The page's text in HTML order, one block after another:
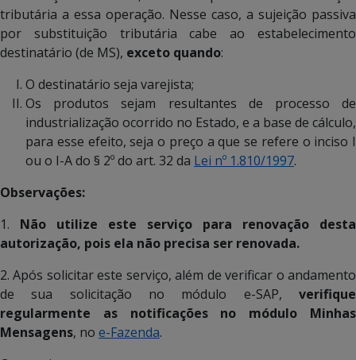
tributária a essa operação. Nesse caso, a sujeição passiva
por substituição tributária cabe ao estabelecimento
destinatário (de MS), exceto quando:
O destinatário seja varejista;
Os produtos sejam resultantes de processo de
industrialização ocorrido no Estado, e a base de cálculo,
para esse efeito, seja o preço a que se refere o inciso I
ou o I-A do § 2º do art. 32 da Lei nº 1.810/1997.
Observações:
1. Não utilize este serviço para renovação desta
autorização, pois ela não precisa ser renovada.
2. Após solicitar este serviço, além de verificar o andamento
de sua solicitação no módulo e-SAP, verifique
regularmente as notificações no módulo
Minhas
Mensagens, no e-Fazenda.